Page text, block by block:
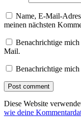
Name, E-Mail-
meinen nächsten
Benachrichtige
Mail.
Benachrichtige
Diese Website
wie deine